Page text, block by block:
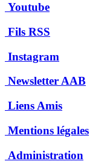
Youtube
Fils RSS
Instagram
Newsletter AAB
Liens Amis
Mentions légales
Administration